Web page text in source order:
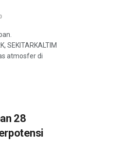
SEKITARKALTIM
atmosfer di
28